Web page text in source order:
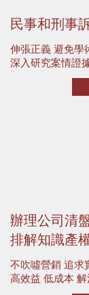
民事和刑事
伸張正義 避免學
深入研究案情證
辦理公司清
排解知識產
不吹噓營銷 追求
高效益 低成本